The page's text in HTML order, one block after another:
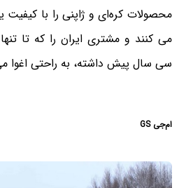
محصولات کره‌ای و ژاپنی را با
می کنند و مشتری ایران را که تا
سی سال پیش داشته، به راحتی اغوا
ام‌جی GS